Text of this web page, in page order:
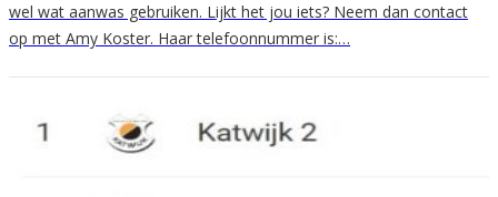
wel wat aanwas gebruiken. Lijkt het jou iets? Neem dan contact
op met Amy Koster. Haar telefoonnummer is:…